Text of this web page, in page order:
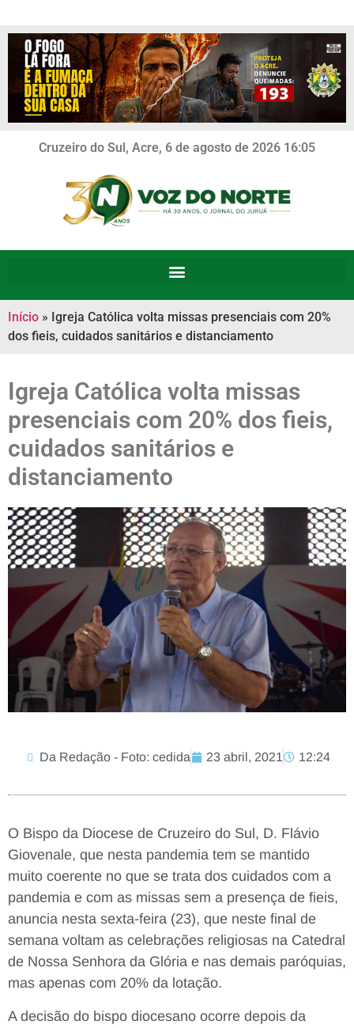
Cruzeiro do Sul, Acre, 6 de agosto de 2026 16:05
Início » Igreja Católica volta missas presenciais com 20%
dos fieis, cuidados sanitários e distanciamento
Igreja Católica volta missas
presenciais com 20% dos fieis,
cuidados sanitários e
distanciamento
Da Redação - Foto: cedida 23 abril, 2021 12:24
O Bispo da Diocese de Cruzeiro do Sul, D. Flávio
Giovenale, que nesta pandemia tem se mantido
muito coerente no que se trata dos cuidados com a
pandemia e com as missas sem a presença de fieis,
anuncia nesta sexta-feira (23), que neste final de
semana voltam as celebrações religiosas na Catedral
de Nossa Senhora da Glória e nas demais paróquias,
mas apenas com 20% da lotação.
A decisão do bispo diocesano ocorre depois da